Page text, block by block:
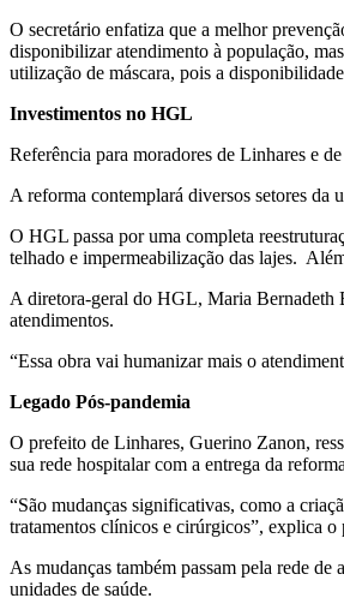
O secretário enfatiza que a melhor
disponibilizar atendimento à população,
utilização de máscara, pois a
Investimentos no HGL
Referência para moradores de Linhares e
A reforma contemplará diversos setores
O HGL passa por uma completa
telhado e impermeabilização das lajes.
A diretora-geral do HGL, Maria Bernadeth
atendimentos.
“Essa obra vai humanizar mais o
Legado Pós-pandemia
O prefeito de Linhares, Guerino Zanon,
sua rede hospitalar com a entrega da
“São mudanças significativas, como a
tratamentos clínicos e cirúrgicos”, explica o
As mudanças também passam pela rede
unidades de saúde.